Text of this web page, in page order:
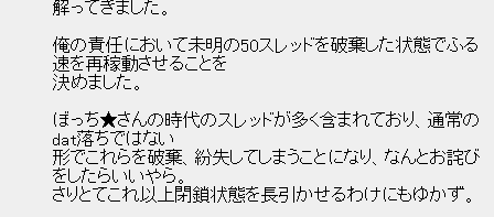
解ってきました。
俺の責任において未明の50スレッドを破棄した状態でふる
速を再稼動させることを
決めました。
ぼっち★さんの時代のスレッドが多く含まれており、通常の
dat落ちではない
形でこれらを破棄、紛失してしまうことになり、なんとお詫び
をしたらいいやら。
さりとてこれ以上閉鎖状態を長引かせるわけにもゆかず。